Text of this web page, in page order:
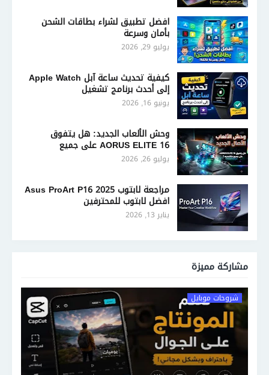
افضل تطبيق لشراء بطاقات الشحن
بأمان وسرعة
يوليو 29, 2026
كيفية تحديث ساعة آبل Apple Watch
إلى أحدث برنامج تشغيل
يونيو 16, 2026
وحش الألعاب الجديد: هل يتفوق
AORUS ELITE 16 على جميع
منافسيه؟
يوليو 26, 2026
مراجعة لابتوب Asus ProArt P16 2025
افضل لابتوب للمحترفين
يناير 13, 2026
مشاركة مميزة
شروحات موبايل